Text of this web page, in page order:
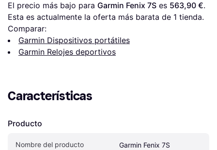
El precio más bajo para Garmin Fenix ​​7S es 563,90 €.
Esta es actualmente la oferta más barata de 1 tienda.
Comparar:
Garmin Dispositivos portátiles
Garmin Relojes deportivos
Características
Producto
Nombre del producto Garmin Fenix ​​7S